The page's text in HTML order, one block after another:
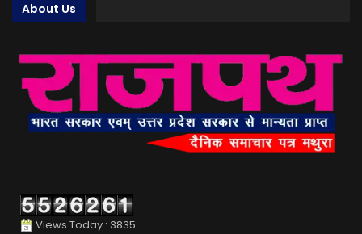
About Us
Views Today : 3835